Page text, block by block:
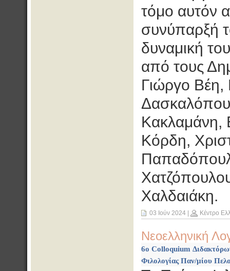
τόμο αυτόν
συνύπαρξή
δυναμική
από τους
Γιώργο Βέη,
Κακλαμάνη,
Κόρδη,
Χαλδαιάκη.
03 Ιούν 2024 Κέντρο
Νεοελληνική
6ο Colloquium
Φιλολογίας Παν/μίου